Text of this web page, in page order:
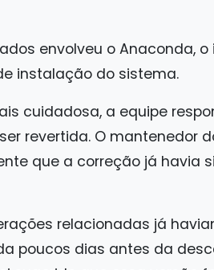
envolveu o Anaconda,
instalação do sistema.
cuidadosa, a equipe
revertida. O mantenedor
que a correção já havia
relacionadas já
poucos dias antes da